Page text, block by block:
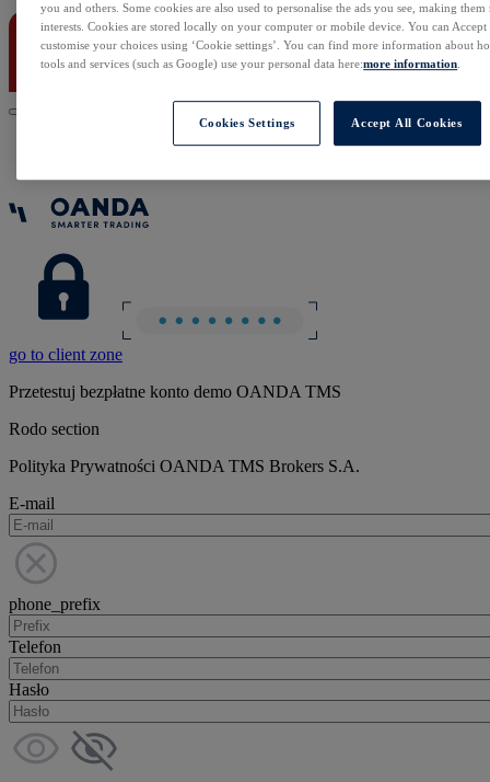
go to client zone
Przetestuj bezpłatne konto demo OANDA TMS
Rodo section
Polityka Prywatności OANDA TMS Brokers S.A.
E-mail
phone_prefix
Telefon
Hasło
you and others. Some cookies are also used to personalise the ads you see, making
interests. Cookies are stored locally on your computer or mobile device. You can
customise your choices using ‘Cookie settings’. You can find more information about
tools and services (such as Google) use your personal data here:more information
Cookies Settings Accept All Cookies